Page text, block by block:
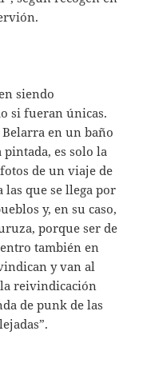
siendo
si fueran únicas.
en un baño
es solo la
de un viaje de
las que se llega por
y, en su caso,
porque ser de
también en
y van al
reivindicación
de punk de las